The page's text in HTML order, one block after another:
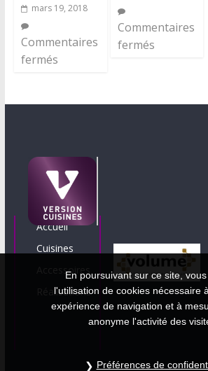
mars 19, 2018
Commentaires
fermés
Commentaires
fermés
Accueil
Cuisines
Accessoires
Réalisations
En poursuivant sur ce site,
l'utilisation de cookies nécessaire
expérience de navigation et à
anonyme l'activité des
Préférences de